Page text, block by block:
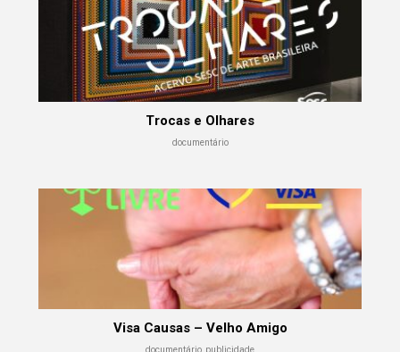
Trocas e Olhares
documentário
Visa Causas – Velho Amigo